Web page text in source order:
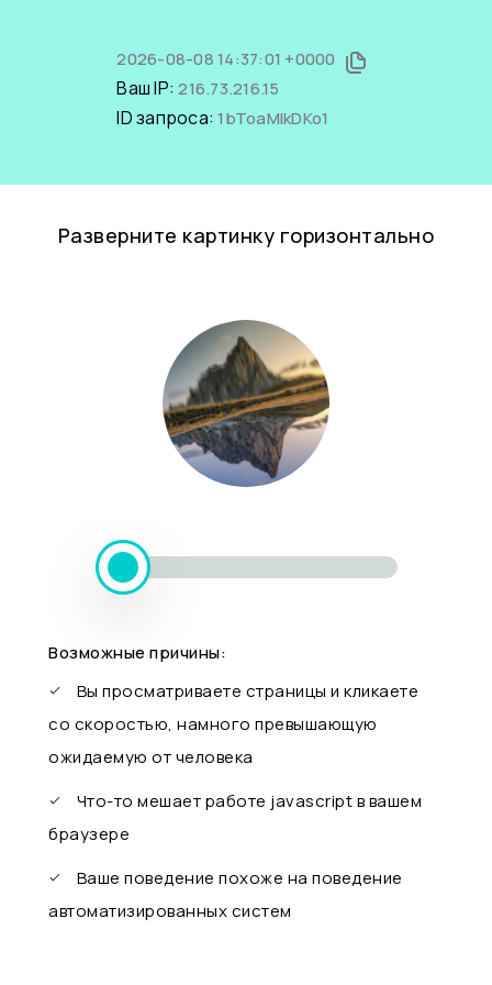
2026-08-08 14:37:01 +0000
Ваш IP:216.73.216.15
ID запроса:1bToaMIkDKo1
Разверните картинку горизонтально
Возможные причины:
Вы просматриваете страницы и кликаете
со скоростью, намного превышающую
ожидаемую от человека
Что-то мешает работе javascript в вашем
браузере
Ваше поведение похоже на поведение
автоматизированных систем